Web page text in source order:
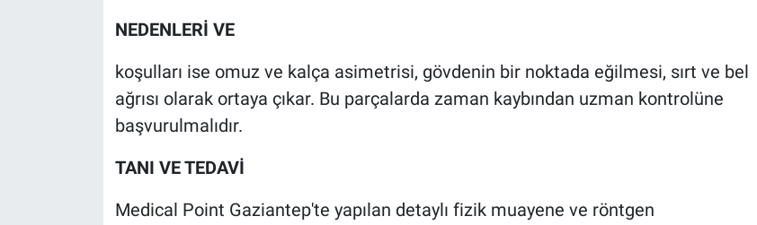
NEDENLERİ VE
koşulları ise omuz ve kalça asimetrisi, gövdenin bir noktada eğilmesi, sırt ve bel
ağrısı olarak ortaya çıkar. Bu parçalarda zaman kaybından uzman kontrolüne
başvurulmalıdır.
TANI VE TEDAVİ
Medical Point Gaziantep'te yapılan detaylı fizik muayene ve röntgen